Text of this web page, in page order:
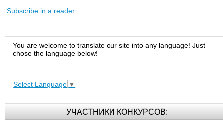
Subscribe in a reader
You are welcome to translate our site into any language! Just
chose the language below!
Select Language ▼
УЧАСТНИКИ КОНКУРСОВ: